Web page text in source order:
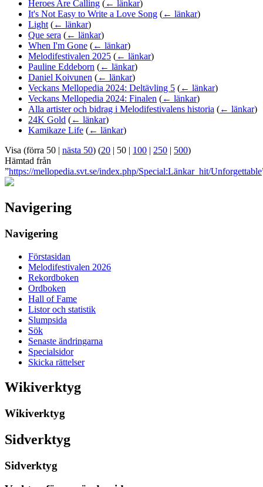
Heroes Are Calling (← länkar)
It's Not Easy to Write a Love Song (← länkar)
Light (← länkar)
Que sera (← länkar)
When I'm Gone (← länkar)
Melodifestivalen 2025 (← länkar)
Pauline Eddeborn (← länkar)
Daniel Koivunen (← länkar)
Veckans Mellopedia 2024: Deltävling 5 (← länkar)
Veckans Mellopedia 2024: Finalen (← länkar)
Alla artister och bidrag i Melodifestivalens historia (← länkar)
24K Gold (← länkar)
Kamikaze Life (← länkar)
Visa (förra 50 | nästa 50) (20 | 50 | 100 | 250 | 500)
Hämtad från
”https://mellopedia.svt.se/index.php/Special:Länkar_hit/Unforgettable
Navigering
Navigering
Förstasidan
Melodifestivalen 2026
Rekordboken
Ordboken
Hall of Fame
Listor och statistik
Slumpsida
Sök
Senaste ändringarna
Specialsidor
Skicka rättelser
Wikiverktyg
Wikiverktyg
Sidverktyg
Sidverktyg